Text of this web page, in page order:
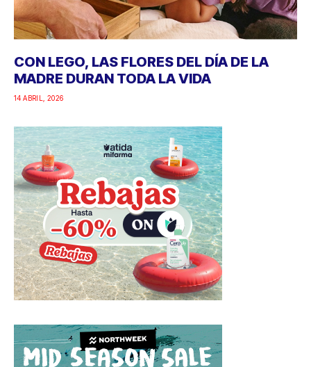
CON LEGO, LAS FLORES DEL DÍA DE LA
MADRE DURAN TODA LA VIDA
14 ABRIL, 2026